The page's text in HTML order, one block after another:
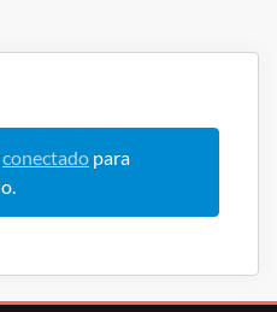
conectado para